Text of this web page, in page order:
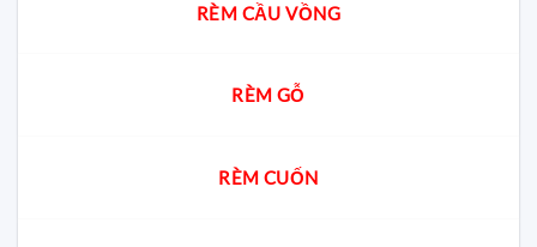
RÈM CẦU VỒNG
RÈM GỖ
RÈM CUỐN